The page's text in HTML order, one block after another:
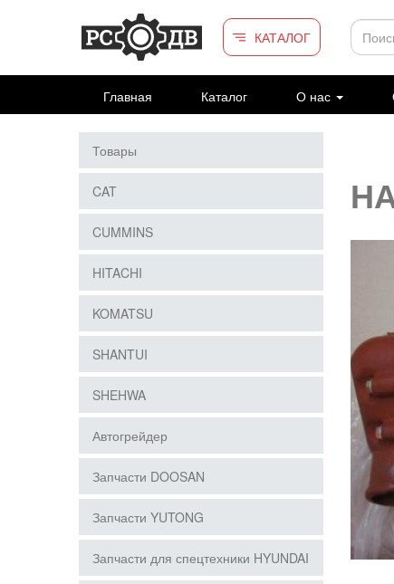
Перейти к основному содержанию
КАТАЛОГ
Главная Каталог О нас
Товары
CAT
CUMMINS
HITACHI
KOMATSU
SHANTUI
SHEHWA
Автогрейдер
Запчасти DOOSAN
Запчасти YUTONG
Запчасти для спецтехники HYUNDAI